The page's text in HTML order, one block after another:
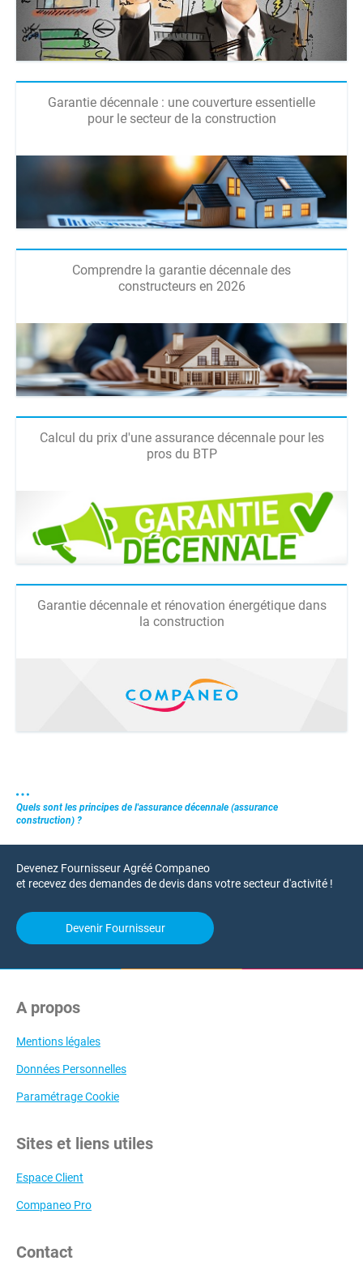
Garantie décennale : une couverture essentielle
pour le secteur de la construction
Comprendre la garantie décennale des
constructeurs en 2026
Calcul du prix d'une assurance décennale pour les
pros du BTP
Garantie décennale et rénovation énergétique dans
la construction
Quels sont les principes de l'assurance décennale (assurance
construction) ?
Devenez Fournisseur Agréé Companeo
et recevez des demandes de devis dans votre secteur d'activité !
Devenir Fournisseur
A propos
Mentions légales
Données Personnelles
Paramétrage Cookie
Sites et liens utiles
Espace Client
Companeo Pro
Contact